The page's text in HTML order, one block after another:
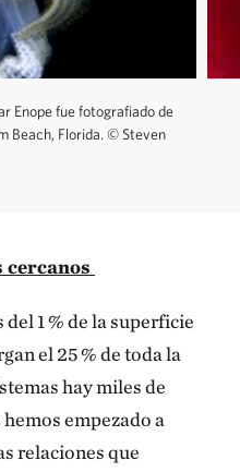
Enope fue fotografiado de
Beach, Florida. © Steven
cercanos
1 % de la superficie
el 25 % de toda la
hay miles de
empezado a
relaciones que